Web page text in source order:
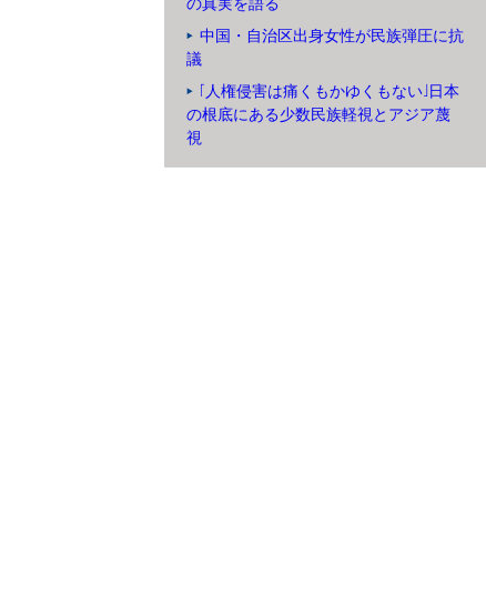
の真実を語る
中国・自治区出身女性が民族弾圧に抗
議
「人権侵害は痛くもかゆくもない」日本
の根底にある少数民族軽視とアジア蔑
視